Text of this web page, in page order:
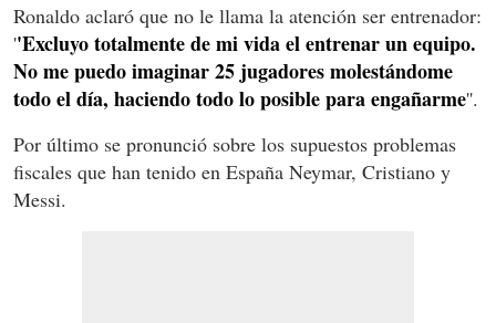
Ronaldo aclaró que no le llama la atención ser entrenador:
''Excluyo totalmente de mi vida el entrenar un equipo.
No me puedo imaginar 25 jugadores molestándome
todo el día, haciendo todo lo posible para engañarme''.
Por último se pronunció sobre los supuestos problemas
fiscales que han tenido en España Neymar, Cristiano y
Messi.